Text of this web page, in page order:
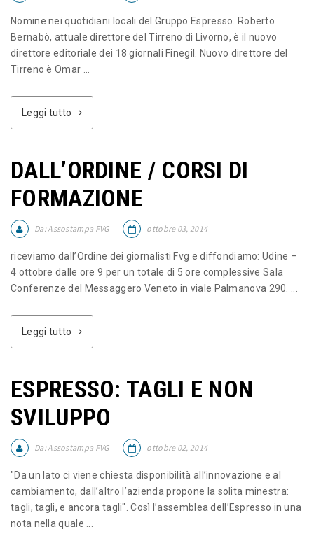
Nomine nei quotidiani locali del Gruppo Espresso. Roberto
Bernabò, attuale direttore del Tirreno di Livorno, è il nuovo
direttore editoriale dei 18 giornali Finegil. Nuovo direttore del
Tirreno è Omar ...
Leggi tutto
DALL’ORDINE / CORSI DI
FORMAZIONE
Da:Assostampa FVG ottobre 03, 2014
riceviamo dall’Ordine dei giornalisti Fvg e diffondiamo: Udine –
4 ottobre dalle ore 9 per un totale di 5 ore complessive Sala
Conferenze del Messaggero Veneto in viale Palmanova 290. ...
Leggi tutto
ESPRESSO: TAGLI E NON
SVILUPPO
Da:Assostampa FVG ottobre 02, 2014
"Da un lato ci viene chiesta disponibilità all’innovazione e al
cambiamento, dall’altro l’azienda propone la solita minestra:
tagli, tagli, e ancora tagli". Così l’assemblea dell’Espresso in una
nota nella quale ...